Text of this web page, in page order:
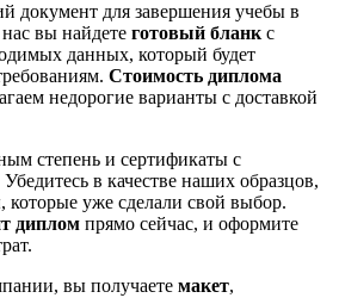
документ для завершения учебы в
вы найдете готовый бланк с
данных, который будет
Стоимость диплома
недорогие варианты с доставкой
степень и сертификаты с
в качестве наших образцов,
которые уже сделали свой выбор.
диплом прямо сейчас, и оформите
вы получаете макет,